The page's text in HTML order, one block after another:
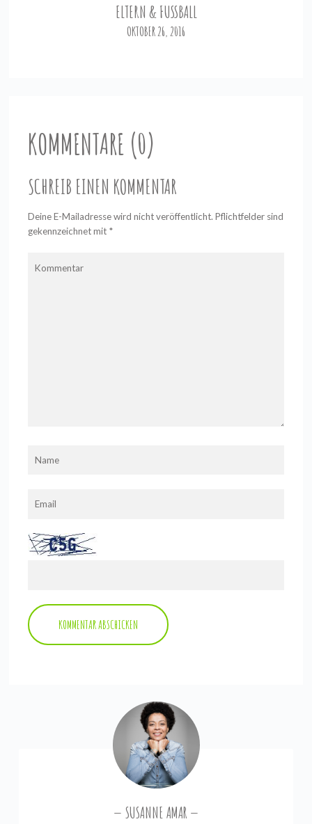
ELTERN & FUSSBALL
OKTOBER 26, 2016
KOMMENTARE (0)
SCHREIB EINEN KOMMENTAR
Deine E-Mailadresse wird nicht veröffentlicht. Pflichtfelder sind
gekennzeichnet mit *
SUSANNE AMAR